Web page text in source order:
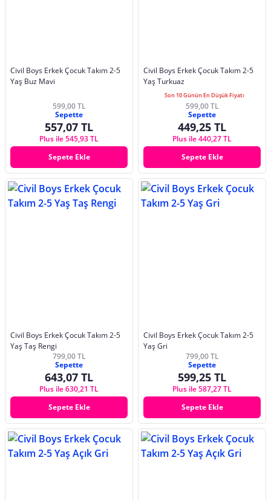
Civil Boys Erkek Çocuk Takım 2-5
Yaş Buz Mavi
599,00 TL
Sepette
557,07 TL
Plus ile 545,93 TL
Sepete Ekle
Civil Boys Erkek Çocuk Takım 2-5
Yaş Turkuaz
Son 10 Günün En Düşük Fiyatı
599,00 TL
Sepette
449,25 TL
Plus ile 440,27 TL
Sepete Ekle
Civil Boys Erkek Çocuk Takım 2-5
Yaş Taş Rengi
799,00 TL
Sepette
643,07 TL
Plus ile 630,21 TL
Sepete Ekle
Civil Boys Erkek Çocuk Takım 2-5
Yaş Gri
799,00 TL
Sepette
599,25 TL
Plus ile 587,27 TL
Sepete Ekle